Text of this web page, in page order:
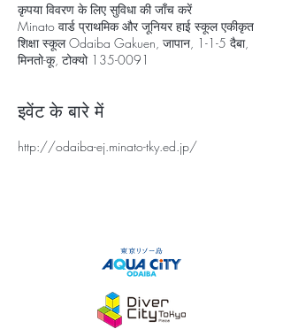
कृपया विवरण के लिए सुविधा की जाँच करें
Minato वार्ड प्राथमिक और जूनियर हाई स्कूल एकीकृत
शिक्षा स्कूल Odaiba Gakuen, जापान, 1-1-5 दैबा,
मिनतो-कू, टोक्यो 135-0091
इवेंट के बारे में
http://odaiba-ej.minato-tky.ed.jp/